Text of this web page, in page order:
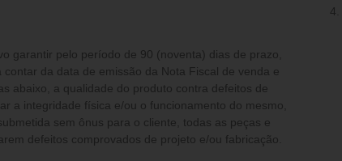
garantir pelo período de 90 (noventa) dias de prazo,
da data de emissão da Nota Fiscal de venda e
abaixo, a qualidade do produto contra defeitos de
a integridade física e/ou o funcionamento do mesmo,
sem ônus para o cliente, todas as peças e
defeitos comprovados de projeto e/ou fabricação.